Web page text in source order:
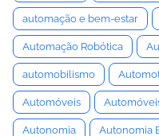
automação e bem-estar
Automação Robótica
automobilismo
Automóveis
Autonomia Autonomia